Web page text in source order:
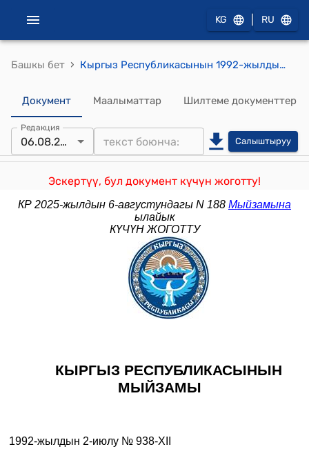
KG RU
Башкы бет › Кыргыз Республикасынын 1992-жылдын 2-июлундагы № 938-XII "Массалык маалымат каражаттары жөнүндө" Мыйзамы
Документ Маалыматтар Шилтеме документтер
Редакция
06.08.2025 Салыштыруу
Эскертүү, бул документ күчүн жоготту!